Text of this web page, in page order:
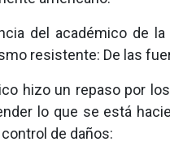
del académico de la
resistente: De las
hizo un repaso por
lo que se está
de daños: